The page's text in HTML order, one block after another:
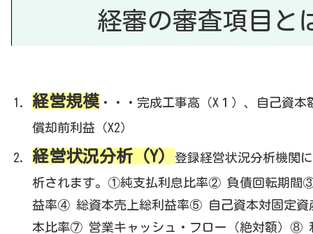
経審の審査項目と
経営規模・・・完成工事高（X１）、自己資
償却前利益（X2）
経営状況分析（Y）
登録経営状況分析機関
析されます。①純支払利息比率② 負債回転期間
益率④ 総資本売上総利益率⑤ 自己資本対固定
本比率⑦ 営業キャッシュ・フロー（絶対額）⑧